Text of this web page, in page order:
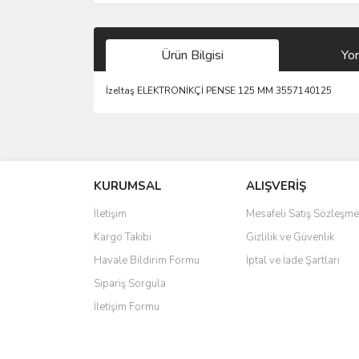
Ürün Bilgisi
İzeltaş ELEKTRONİKÇİ PENSE 125 MM 3557140125
Ürün resmi kalitesiz, bozuk veya görüntülenemiyor.
Ürün açıklamasında eksik bilgiler bulunuyor.
Ürün bilgilerinde hatalar bulunuyor.
Ürün fiyatı diğer sitelerden daha pahalı.
Bu ürüne benzer farklı alternatifler olmalı.
KURUMSAL
İletişim
Kargo Takibi
Havale Bildirim Formu
Sipariş Sorgula
İletişim Formu
ALIŞVERİŞ
Mesafeli Satış
Gizlilik ve Güvenlik
İptal ve İade Şartları